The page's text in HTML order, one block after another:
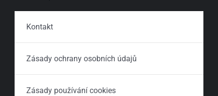
Kontakt
Zásady ochrany osobních údajů
Zásady používání cookies